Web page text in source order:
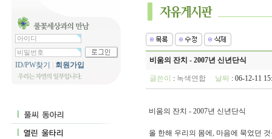
ID/PW찾기 회원가입
비움의 잔치 - 2007년 신년단식
글쓴이 : 녹색연합 날짜: 06-12-11
비움의 잔치 - 2007년 신년단식
올 한해 우리의 몸에, 마음에 묵었던